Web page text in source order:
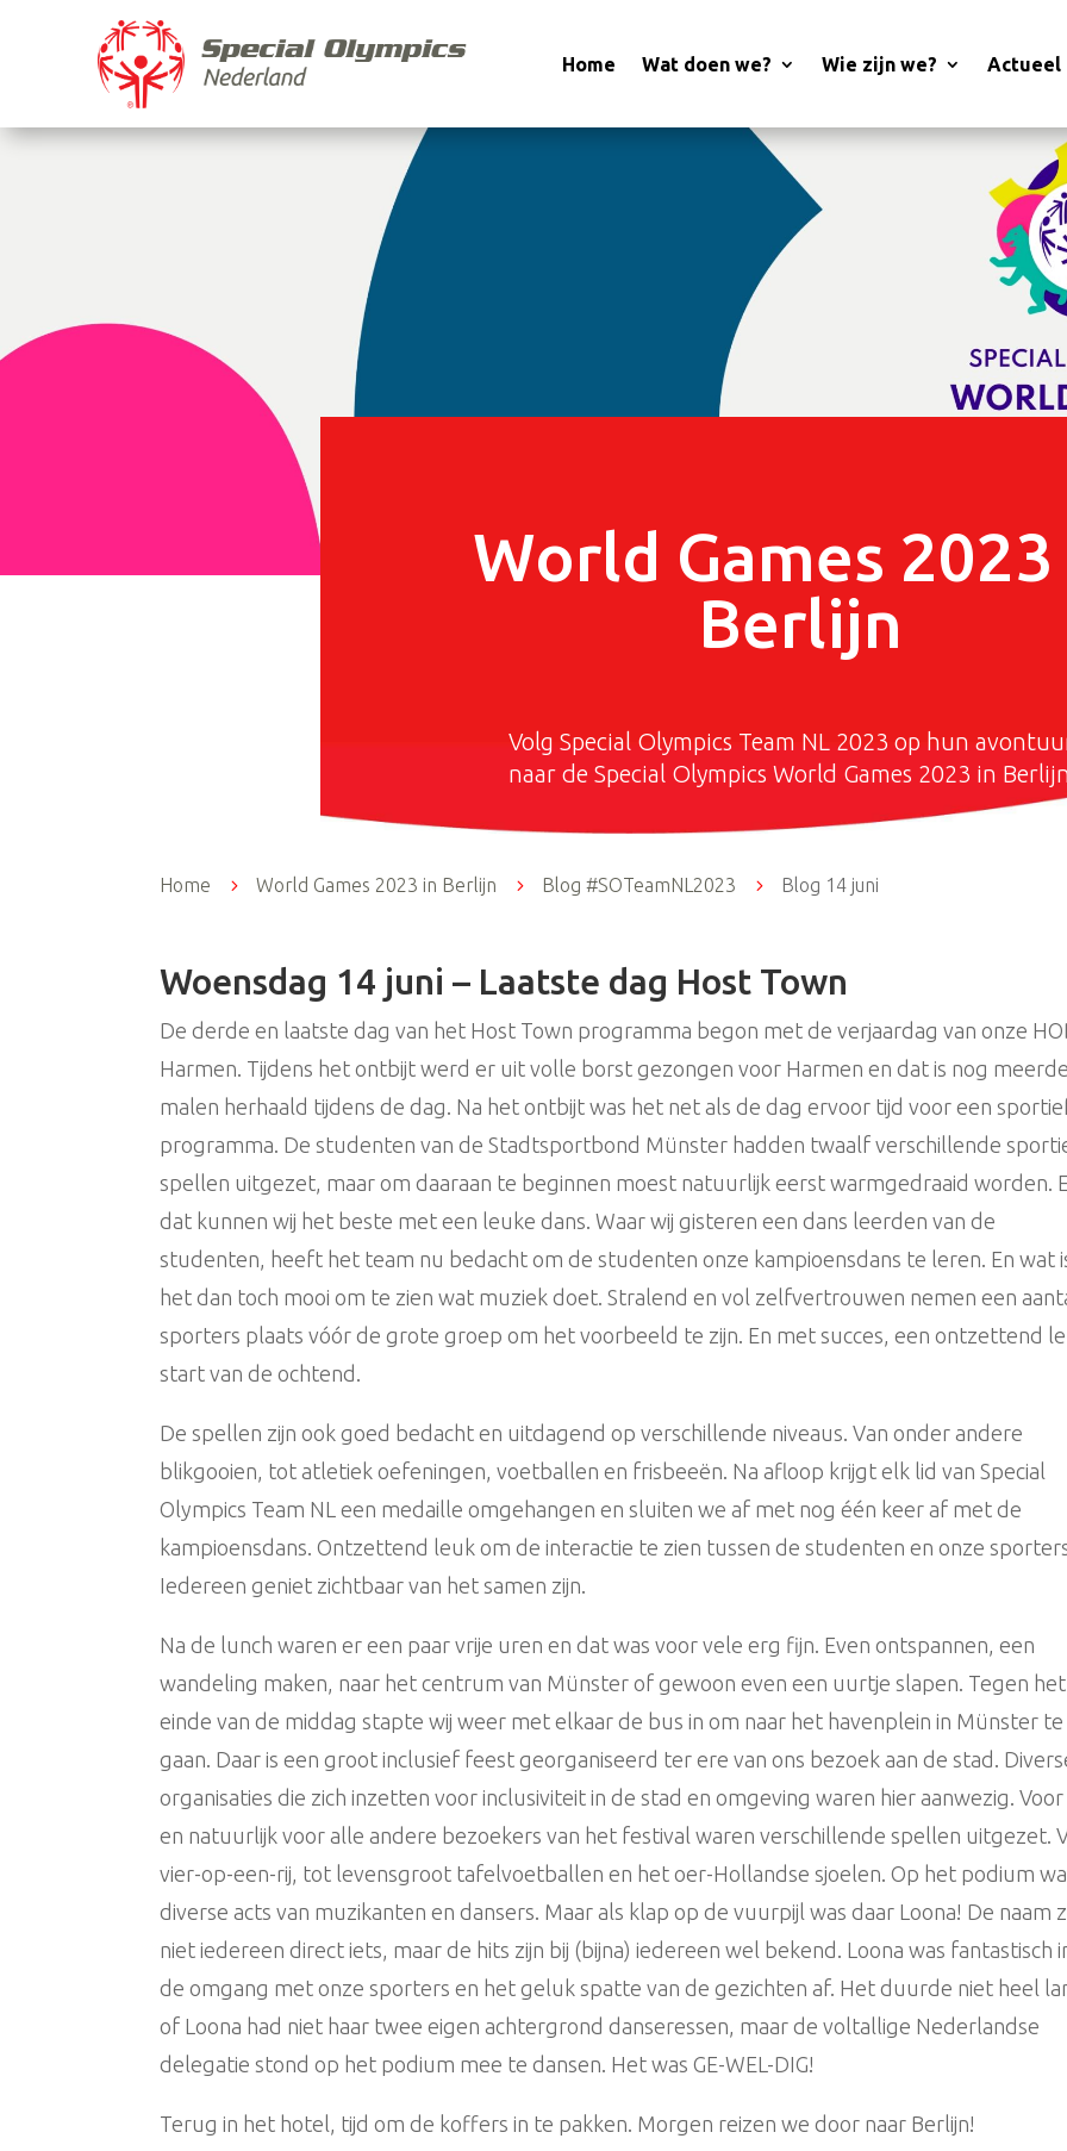
Home Wat doen we? Wie zijn we? Actueel
World Games 2023
Berlijn
Volg Special Olympics Team NL 2023 op hun
naar de Special Olympics World Games 2023 in
Home 5 World Games 2023 in Berlijn 5 Blog #SOTeamNL2023 5 Blog 14 juni
Woensdag 14 juni – Laatste dag Host Town
De derde en laatste dag van het Host Town programma begon met de verjaardag van onze
Harmen. Tijdens het ontbijt werd er uit volle borst gezongen voor Harmen en dat is nog
malen herhaald tijdens de dag. Na het ontbijt was het net als de dag ervoor tijd voor een
programma. De studenten van de Stadtsportbond Münster hadden twaalf verschillende
spellen uitgezet, maar om daaraan te beginnen moest natuurlijk eerst warmgedraaid worden.
dat kunnen wij het beste met een leuke dans. Waar wij gisteren een dans leerden van de
studenten, heeft het team nu bedacht om de studenten onze kampioensdans te leren. En wat
het dan toch mooi om te zien wat muziek doet. Stralend en vol zelfvertrouwen nemen een
sporters plaats vóór de grote groep om het voorbeeld te zijn. En met succes, een ontzettend
start van de ochtend.
De spellen zijn ook goed bedacht en uitdagend op verschillende niveaus. Van onder andere
blikgooien, tot atletiek oefeningen, voetballen en frisbeeën. Na afloop krijgt elk lid van Special
Olympics Team NL een medaille omgehangen en sluiten we af met nog één keer af met de
kampioensdans. Ontzettend leuk om de interactie te zien tussen de studenten en onze
Iedereen geniet zichtbaar van het samen zijn.
Na de lunch waren er een paar vrije uren en dat was voor vele erg fijn. Even ontspannen, een
wandeling maken, naar het centrum van Münster of gewoon even een uurtje slapen. Tegen het
einde van de middag stapte wij weer met elkaar de bus in om naar het havenplein in Münster te
gaan. Daar is een groot inclusief feest georganiseerd ter ere van ons bezoek aan de stad.
organisaties die zich inzetten voor inclusiviteit in de stad en omgeving waren hier aanwezig. Voor
en natuurlijk voor alle andere bezoekers van het festival waren verschillende spellen uitgezet.
vier-op-een-rij, tot levensgroot tafelvoetballen en het oer-Hollandse sjoelen. Op het podium
diverse acts van muzikanten en dansers. Maar als klap op de vuurpijl was daar Loona! De naam
niet iedereen direct iets, maar de hits zijn bij (bijna) iedereen wel bekend. Loona was fantastisch
de omgang met onze sporters en het geluk spatte van de gezichten af. Het duurde niet heel
of Loona had niet haar twee eigen achtergrond danseressen, maar de voltallige Nederlandse
delegatie stond op het podium mee te dansen. Het was GE-WEL-DIG!
Terug in het hotel, tijd om de koffers in te pakken. Morgen reizen we door naar Berlijn!